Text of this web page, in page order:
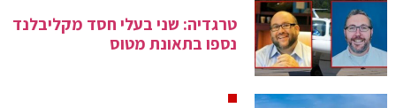
טרגדיה: שני בעלי חסד מקליבלנד
נספו בתאונת מטוס